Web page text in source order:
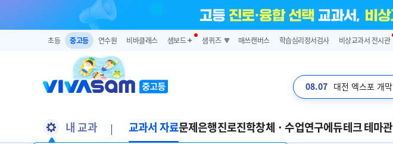
초등 중고등 연수원 비바클래스 샘보드 ➕ 샘퀴즈 매쓰캔버스 학습심리정서검사 비상교과서 전시관
08.07 대전 엑스포 개막
내 교과 교과서 자료문제은행진로진학창체 · 수업연구에듀테크 테마관